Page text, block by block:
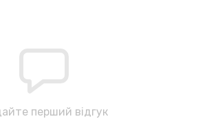
перший відгук